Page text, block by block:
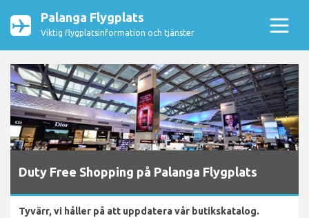
Palanga Flygplats
Viktig flygplatsinformation och tjänster
Duty Free Shopping på Palanga Flygplats
Tyvärr, vi håller på att uppdatera vår butikskatalog.